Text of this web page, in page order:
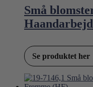
Små
Se produktet